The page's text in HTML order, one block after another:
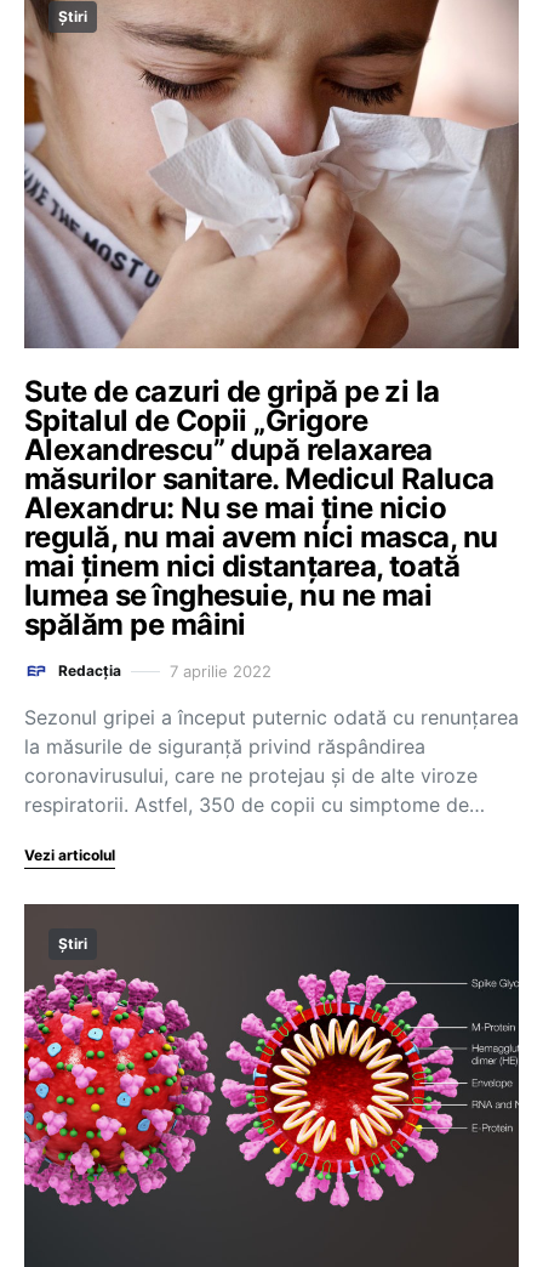
Știri
Sute de cazuri de gripă pe zi la
Spitalul de Copii „Grigore
Alexandrescu” după relaxarea
măsurilor sanitare. Medicul Raluca
Alexandru: Nu se mai ţine nicio
regulă, nu mai avem nici masca, nu
mai ţinem nici distanţarea, toată
lumea se înghesuie, nu ne mai
spălăm pe mâini
Redacția 7 aprilie 2022
Sezonul gripei a început puternic odată cu renunțarea
la măsurile de siguranță privind răspândirea
coronavirusului, care ne protejau și de alte viroze
respiratorii. Astfel, 350 de copii cu simptome de…
Vezi articolul
Știri